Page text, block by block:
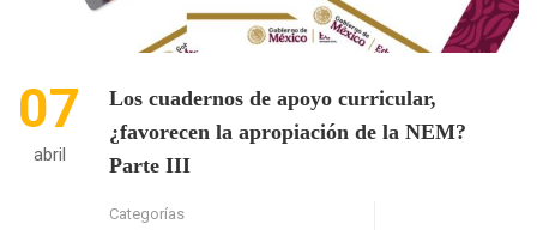
07
abril
Los cuadernos de apoyo curricular,
¿favorecen la apropiación de la NEM?
Parte III
Categorías